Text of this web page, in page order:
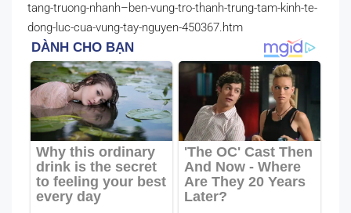
tang-truong-nhanh–ben-vung-tro-thanh-trung-tam-kinh-te-
dong-luc-cua-vung-tay-nguyen-450367.htm